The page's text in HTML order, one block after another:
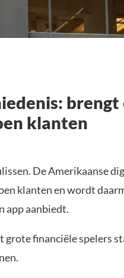
brengt
klanten
De Amerikaanse
klanten en wordt
app aanbiedt.
grote financiële spelers